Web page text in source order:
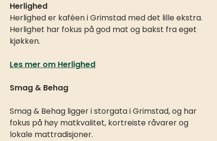
Herlighed
Herlighed er kaféen i Grimstad med det lille ekstra.
Herlighet har fokus på god mat og bakst fra eget
kjøkken.
Les mer om Herlighed
Smag & Behag
Smag & Behag ligger i storgata i Grimstad, og har
fokus på høy matkvalitet, kortreiste råvarer og
lokale mattradisjoner.